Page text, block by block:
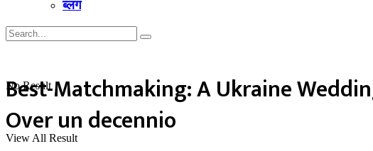
ब्लग
No Result
View All Result
Best-Matchmaking: A Ukraine
Over un decennio